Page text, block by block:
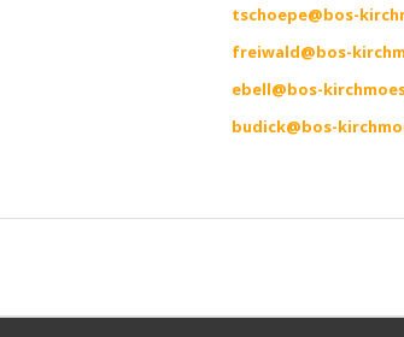
tschoepe@bos-
freiwald@bos-
ebell@bos-
budick@bos-